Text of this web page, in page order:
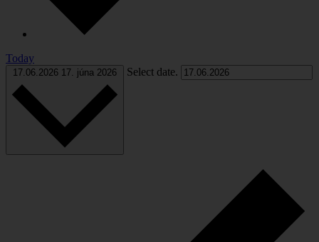
Today
17.06.2026 17. júna 2026 Select date.